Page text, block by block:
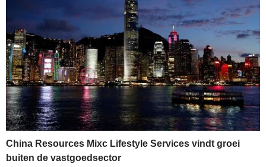
China Resources Mixc Lifestyle Services vindt groei
buiten de vastgoedsector